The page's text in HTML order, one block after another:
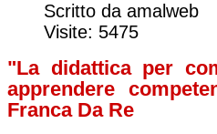
Scritto da amalweb
Visite: 5475
"La didattica per
apprendere
Franca Da Re